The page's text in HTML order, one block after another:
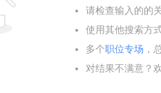
请检查输入的的
使用其他搜索方式
多个职位专场 ，
对结果不满意？